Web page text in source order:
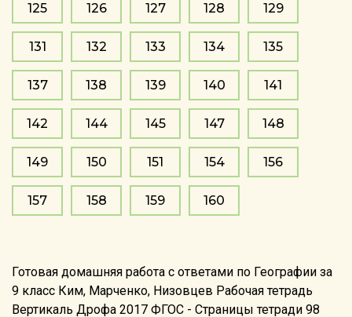
125 126 127 128 129
131 132 133 134 135
137 138 139 140 141
142 144 145 147 148
149 150 151 154 156
157 158 159 160
Готовая домашняя работа с ответами по Географии за
9 класс Ким, Марченко, Низовцев Рабочая тетрадь
Вертикаль Дрофа 2017 ФГОС - Страницы тетради 98